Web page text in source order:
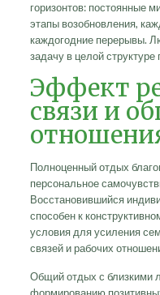
горизонтов: постоянные
этапы возобновления,
каждогодние перерывы.
задачу в целой
Эффект
связи и
Полноценный отдых
персональное
Восстановившийся
способен к
условия для усиления
связей и рабочих
Общий отдых с близкими